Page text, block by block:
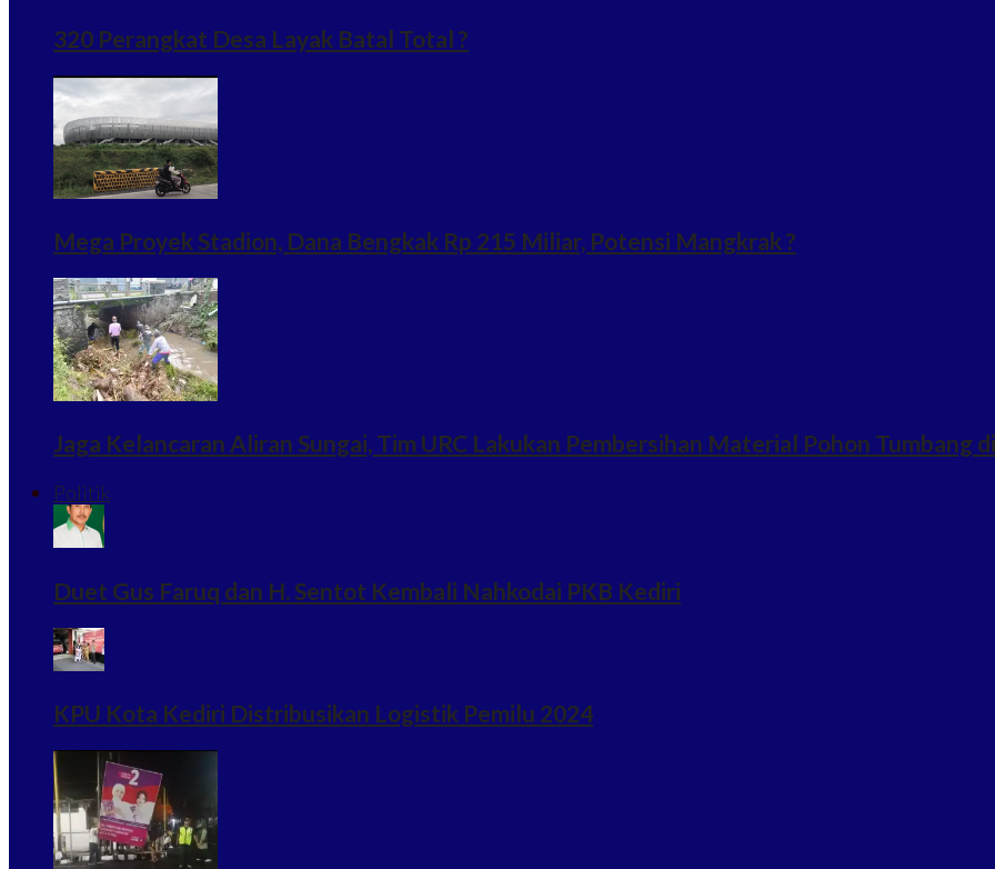
320 Perangkat Desa Layak Batal Total ?
Mega Proyek Stadion, Dana Bengkak Rp 215 Miliar, Potensi Mangkrak ?
Jaga Kelancaran Aliran Sungai, Tim URC Lakukan Pembersihan Material Pohon Tumbang
Politik
Duet Gus Faruq dan H. Sentot Kembali Nahkodai PKB Kediri
KPU Kota Kediri Distribusikan Logistik Pemilu 2024